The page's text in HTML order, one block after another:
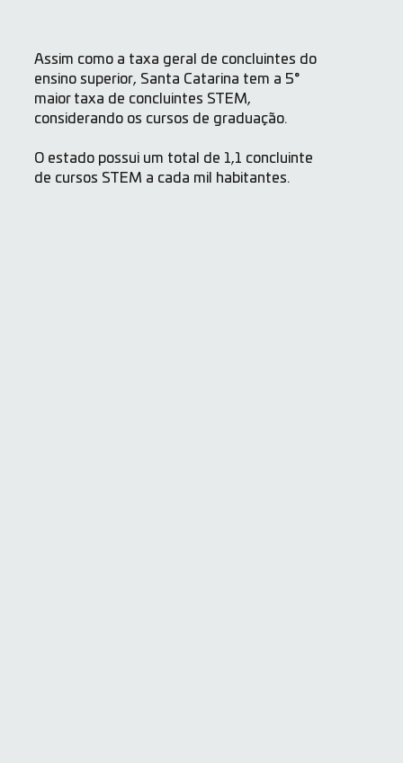
Assim como a taxa geral de concluintes do
ensino superior, Santa Catarina tem a 5°
maior taxa de concluintes STEM,
considerando os cursos de graduação.
O estado possui um total de 1,1 concluinte
de cursos STEM a cada mil habitantes.